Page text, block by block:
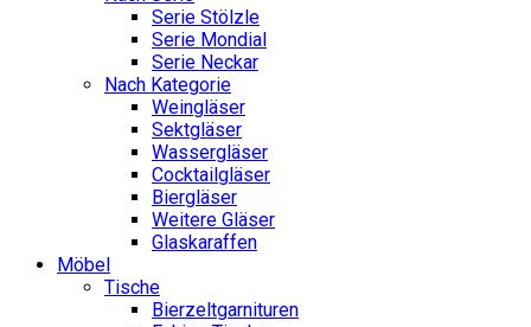
Serie Stölzle
Serie Mondial
Serie Neckar
Nach Kategorie
Weingläser
Sektgläser
Wassergläser
Cocktailgläser
Biergläser
Weitere Gläser
Glaskaraffen
Möbel
Tische
Bierzeltgarnituren